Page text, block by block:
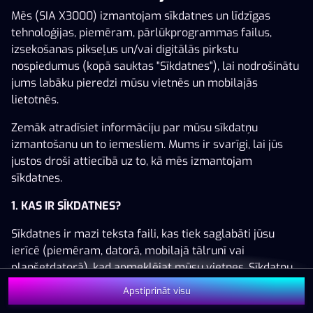
Šai spēlei nav pieejama demo versija. Lūdzu,
pieslēdzies, lai spēlētu ar īstu naudu.
Pieslēgties
Mēs (SIA X3000) izmantojam sīkdatnes un līdzīgas
tehnoloģijas, piemēram, pārlūkprogrammas failus,
izsekošanas pikseļus un/vai digitālās pirkstu
nospiedumus (kopā sauktas "Sīkdatnes"), lai nodrošinātu
jums labāku pieredzi mūsu vietnēs un mobilajās
lietotnēs.
Zemāk atradīsiet informāciju par mūsu sīkdatņu
izmantošanu un to iemesliem. Mums ir svarīgi, lai jūs
justos droši attiecībā uz to, kā mēs izmantojam
sīkdatnes.
1. KAS IR SĪKDATNES?
Sīkdatnes ir mazi teksta faili, kas tiek saglabāti jūsu
ierīcē (piemēram, datorā, mobilajā tālrunī vai
planšetdatorā), kad apmeklējat mūsu vietnes. Sīkdatņu
izvietošana ļauj mums jūs atpazīt un saprast, kā jūs
izmantojat mūsu vietnes, kas palīdz mums uzlabot jūsu
Apstiprināt visu